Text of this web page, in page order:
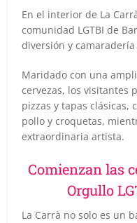
En el interior de La
comunidad LGTBI de
diversión y
Maridado con una
cervezas, los visitantes
pizzas y tapas clásicas,
pollo y croquetas,
extraordinaria artista.
Comienzan las
Orgullo
La Carrà no solo es un